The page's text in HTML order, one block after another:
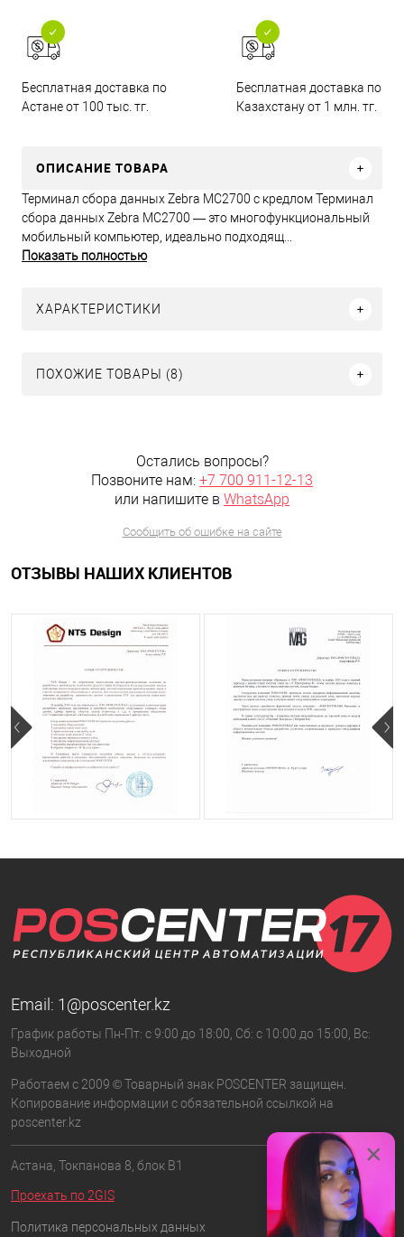
Бесплатная доставка по
Астане от 100 тыс. тг.
Бесплатная доставка по
Казахстану от 1 млн. тг.
ОПИСАНИЕ ТОВАРА
Терминал сбора данных Zebra MC2700 с кредлом Терминал
сбора данных Zebra MC2700 — это многофункциональный
мобильный компьютер, идеально подходящ...
Показать полностью
ХАРАКТЕРИСТИКИ
ПОХОЖИЕ ТОВАРЫ (8)
Остались вопросы?
Позвоните нам: +7 700 911-12-13
или напишите в WhatsApp
Сообщить об ошибке на сайте
ОТЗЫВЫ НАШИХ КЛИЕНТОВ
Email: 1@poscenter.kz
График работы Пн-Пт: с 9:00 до 18:00, Сб: с 10:00 до 15:00, Вс:
Выходной
Работаем с 2009 © Товарный знак POSCENTER защищен.
Копирование информации с обязательной ссылкой на
poscenter.kz
Астана, Токпанова 8, блок B1
Проехать по 2GIS
Политика персональных данных
×